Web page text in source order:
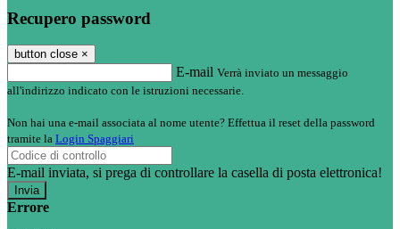
Recupero password
button close ×
E-mail Verrà inviato un messaggio
all'indirizzo indicato con le istruzioni necessarie.
Non hai una e-mail associata al nome utente? Effettua il reset della password
tramite la Login Spaggiari
E-mail inviata, si prega di controllare la casella di posta elettronica!
Errore